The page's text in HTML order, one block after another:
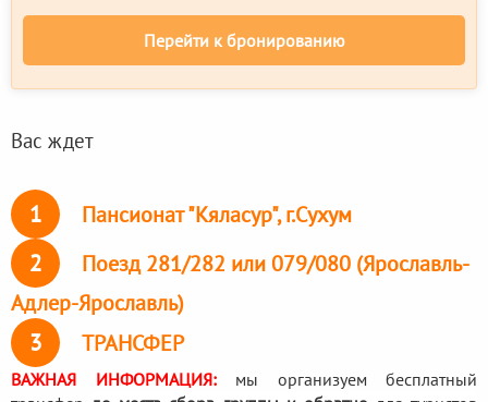
Перейти к бронированию
Вас ждет
1 Пансионат "Кяласур", г.Сухум
2
Поезд 281/282 или 079/080 (Ярославль-
Адлер-Ярославль)
3 ТРАНСФЕР
ВАЖНАЯ ИНФОРМАЦИЯ:мы организуем бесплатный